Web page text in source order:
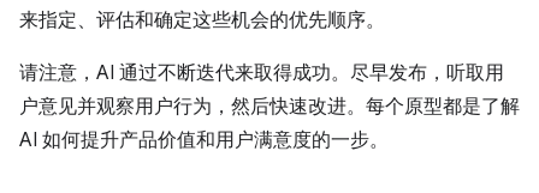
来指定、评估和确定这些机会的优先顺序。
请注意，AI 通过不断迭代来取得成功。尽早发布，听取用
户意见并观察用户行为，然后快速改进。每个原型都是了解
AI 如何提升产品价值和用户满意度的一步。